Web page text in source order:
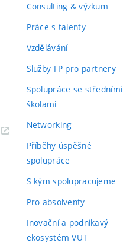
Consulting & výzkum
Práce s talenty
Vzdělávání
Služby FP pro partnery
Spolupráce se středními
školami
Networking
Příběhy úspěšné
spolupráce
S kým spolupracujeme
Pro absolventy(externí
Inovační a podnikavý
ekosystém VUT